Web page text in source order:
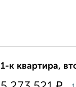
1-к квартира,